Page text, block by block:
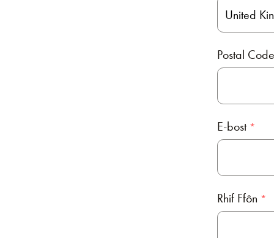
Postal Code
E-bost
Rhif Ffôn